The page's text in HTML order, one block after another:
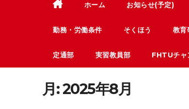
ホーム お知らせ(予定)
勤務・労働条件 そくほう 教育
定通部 実習教員部 FHTUチャ
月:2025年8月